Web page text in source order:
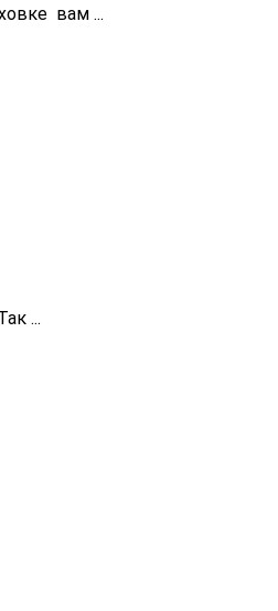
вам ...
...